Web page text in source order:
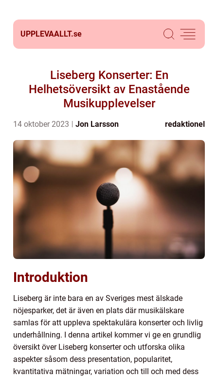
UPPLEVAALLT.se
Liseberg Konserter: En
Helhetsöversikt av Enastående
Musikupplevelser
14 oktober 2023 Jon Larsson redaktionel
Introduktion
Liseberg är inte bara en av Sveriges mest älskade
nöjesparker, det är även en plats där musikälskare
samlas för att uppleva spektakulära konserter och livlig
underhållning. I denna artikel kommer vi ge en grundlig
översikt över Liseberg konserter och utforska olika
aspekter såsom dess presentation, popularitet,
kvantitativa mätningar, variation och till och med dess